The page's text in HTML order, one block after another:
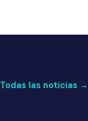
Todas las noticias →